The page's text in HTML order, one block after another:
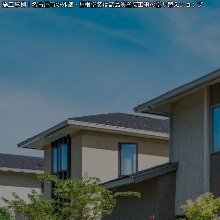
施工事例｜名古屋市の外壁・屋根塗装は高品質塗装工事の塗り替えショップ